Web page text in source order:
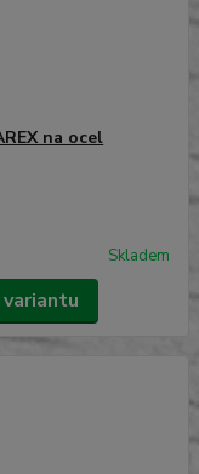
na ocel
Skladem